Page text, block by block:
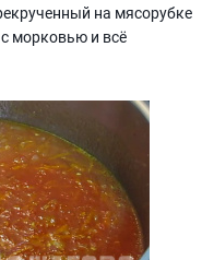
на мясорубке
морковью и всё